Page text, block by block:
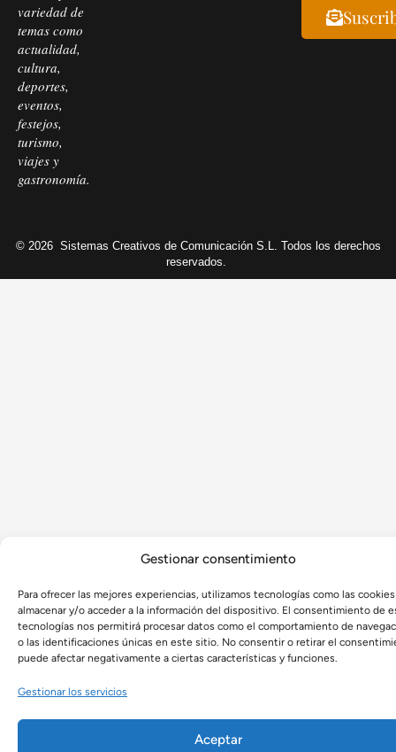
Gestionar consentimiento
Para ofrecer las mejores experiencias, utilizamos tecnologías como las cookies
almacenar y/o acceder a la información del dispositivo. El consentimiento de
tecnologías nos permitirá procesar datos como el comportamiento de
o las identificaciones únicas en este sitio. No consentir o retirar el
puede afectar negativamente a ciertas características y funciones.
Gestionar los servicios
Aceptar
variedad de
temas como
actualidad,
cultura,
deportes,
eventos,
festejos,
turismo,
viajes y
gastronomía.
© 2026 Sistemas Creativos de Comunicación S.L. Todos los derechos
reservados.